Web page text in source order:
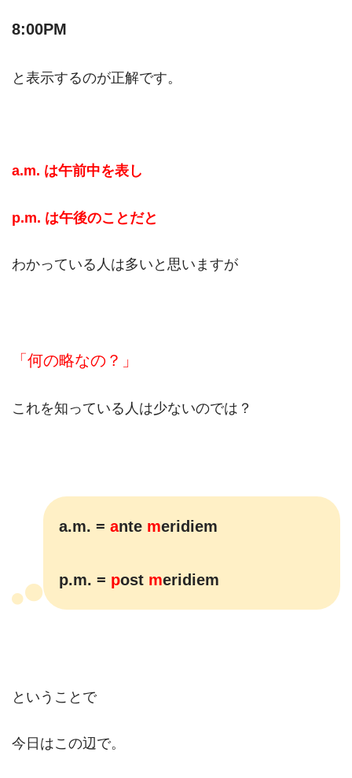
8:00PM
と表示するのが正解です。
a.m. は午前中を表し
p.m. は午後のことだと
わかっている人は多いと思いますが
「何の略なの？」
これを知っている人は少ないのでは？
a.m. = ante meridiem
p.m. = post meridiem
ということで
今日はこの辺で。